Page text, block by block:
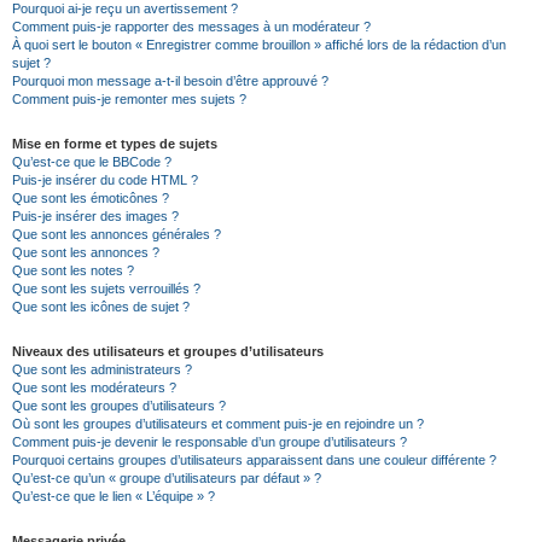
Pourquoi ai-je reçu un avertissement ?
Comment puis-je rapporter des messages à un modérateur ?
À quoi sert le bouton « Enregistrer comme brouillon » affiché lors de la rédaction d’un
sujet ?
Pourquoi mon message a-t-il besoin d’être approuvé ?
Comment puis-je remonter mes sujets ?
Mise en forme et types de sujets
Qu’est-ce que le BBCode ?
Puis-je insérer du code HTML ?
Que sont les émoticônes ?
Puis-je insérer des images ?
Que sont les annonces générales ?
Que sont les annonces ?
Que sont les notes ?
Que sont les sujets verrouillés ?
Que sont les icônes de sujet ?
Niveaux des utilisateurs et groupes d’utilisateurs
Que sont les administrateurs ?
Que sont les modérateurs ?
Que sont les groupes d’utilisateurs ?
Où sont les groupes d’utilisateurs et comment puis-je en rejoindre un ?
Comment puis-je devenir le responsable d’un groupe d’utilisateurs ?
Pourquoi certains groupes d’utilisateurs apparaissent dans une couleur différente ?
Qu’est-ce qu’un « groupe d’utilisateurs par défaut » ?
Qu’est-ce que le lien « L’équipe » ?